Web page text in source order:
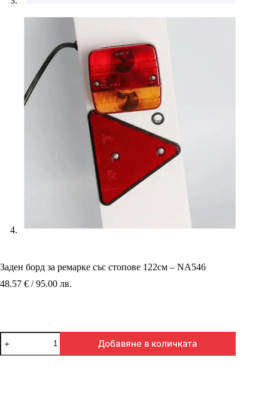
Заден борд за ремарке със стопове 122см – NA546
48.57 € / 95.00 лв.
количество
за
Заден
Добавяне в количката